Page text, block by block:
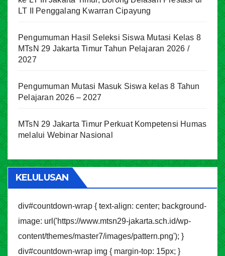
LT II Penggalang Kwarran Cipayung
Pengumuman Hasil Seleksi Siswa Mutasi Kelas 8
MTsN 29 Jakarta Timur Tahun Pelajaran 2026 /
2027
Pengumuman Mutasi Masuk Siswa kelas 8 Tahun
Pelajaran 2026 – 2027
MTsN 29 Jakarta Timur Perkuat Kompetensi Humas
melalui Webinar Nasional
KELULUSAN
div#countdown-wrap { text-align: center; background-
image: url('https://www.mtsn29-jakarta.sch.id/wp-
content/themes/master7/images/pattern.png'); }
div#countdown-wrap img { margin-top: 15px; }